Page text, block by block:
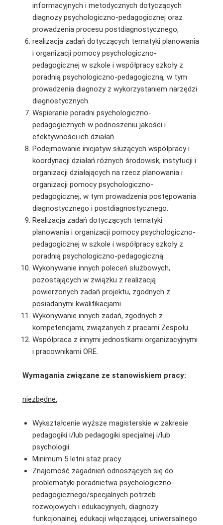
informacyjnych i metodycznych dotyczących
diagnozy psychologiczno-pedagogicznej oraz
prowadzenia procesu postdiagnostycznego,
realizacja zadań dotyczących tematyki planowania
i organizacji pomocy psychologiczno-
pedagogicznej w szkole i współpracy szkoły z
poradnią psychologiczno-pedagogiczną, w tym
prowadzenia diagnozy z wykorzystaniem narzędzi
diagnostycznych.
Wspieranie poradni psychologiczno-
pedagogicznych w podnoszeniu jakości i
efektywności ich działań.
Podejmowanie inicjatyw służących współpracy i
koordynacji działań różnych środowisk, instytucji i
organizacji działających na rzecz planowania i
organizacji pomocy psychologiczno-
pedagogicznej, w tym prowadzenia postępowania
diagnostycznego i postdiagnostycznego.
Realizacja zadań dotyczących tematyki
planowania i organizacji pomocy psychologiczno-
pedagogicznej w szkole i współpracy szkoły z
poradnią psychologiczno-pedagogiczną.
Wykonywanie innych poleceń służbowych,
pozostających w związku z realizacją
powierzonych zadań projektu, zgodnych z
posiadanymi kwalifikacjami.
Wykonywanie innych zadań, zgodnych z
kompetencjami, związanych z pracami Zespołu.
Współpraca z innymi jednostkami organizacyjnymi
i pracownikami ORE.
Wymagania związane ze stanowiskiem pracy:
niezbędne:
Wykształcenie wyższe magisterskie w zakresie
pedagogiki i/lub pedagogiki specjalnej i/lub
psychologii.
Minimum 5 letni staż pracy.
Znajomość zagadnień odnoszących się do
problematyki poradnictwa psychologiczno-
pedagogicznego/specjalnych potrzeb
rozwojowych i edukacyjnych, diagnozy
funkcjonalnej, edukacji włączającej, uniwersalnego